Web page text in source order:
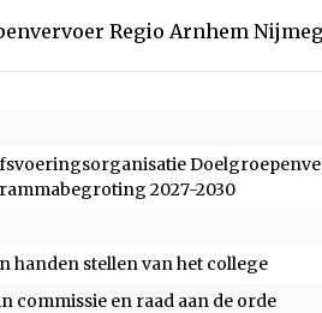
Regio Arnhem
2027-2030
handen stellen van het college
commissie en raad aan de orde